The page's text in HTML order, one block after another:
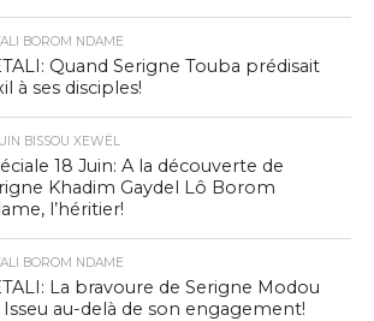
BOROM NDAME
Quand Serigne Touba prédisait
à ses disciples!
BISSOU XEWËL
18 Juin: A la découverte de
Khadim Gaydel Lô Borom
l’héritier!
BOROM NDAME
La bravoure de Serigne Modou
Isseu au-delà de son engagement!